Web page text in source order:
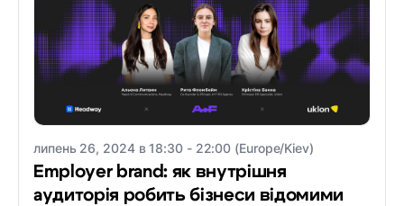
липень 26, 2024 в 18:30 - 22:00 (Europe/Kiev)
Employer brand: як внутрішня
аудиторія робить бізнеси відомими